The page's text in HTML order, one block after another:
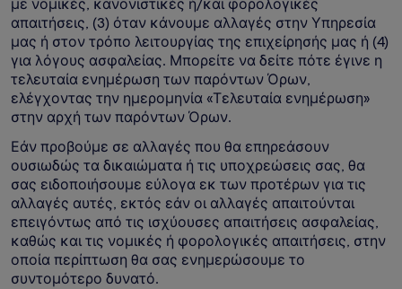
με νομικές, κανονιστικές ή/και φορολογικές
απαιτήσεις, (3) όταν κάνουμε αλλαγές στην Υπηρεσία
μας ή στον τρόπο λειτουργίας της επιχείρησής μας ή (4)
για λόγους ασφαλείας. Μπορείτε να δείτε πότε έγινε η
τελευταία ενημέρωση των παρόντων Όρων,
ελέγχοντας την ημερομηνία «Τελευταία ενημέρωση»
στην αρχή των παρόντων Όρων.
Εάν προβούμε σε αλλαγές που θα επηρεάσουν
ουσιωδώς τα δικαιώματα ή τις υποχρεώσεις σας, θα
σας ειδοποιήσουμε εύλογα εκ των προτέρων για τις
αλλαγές αυτές, εκτός εάν οι αλλαγές απαιτούνται
επειγόντως από τις ισχύουσες απαιτήσεις ασφαλείας,
καθώς και τις νομικές ή φορολογικές απαιτήσεις, στην
οποία περίπτωση θα σας ενημερώσουμε το
συντομότερο δυνατό.